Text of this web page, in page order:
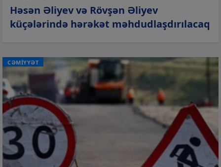
Həsən Əliyev və Rövşən Əliyev
küçələrində hərəkət məhdudlaşdırılacaq
CƏMİYYƏT